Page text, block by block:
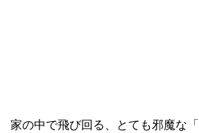
家の中で飛び回る、とても邪魔な「